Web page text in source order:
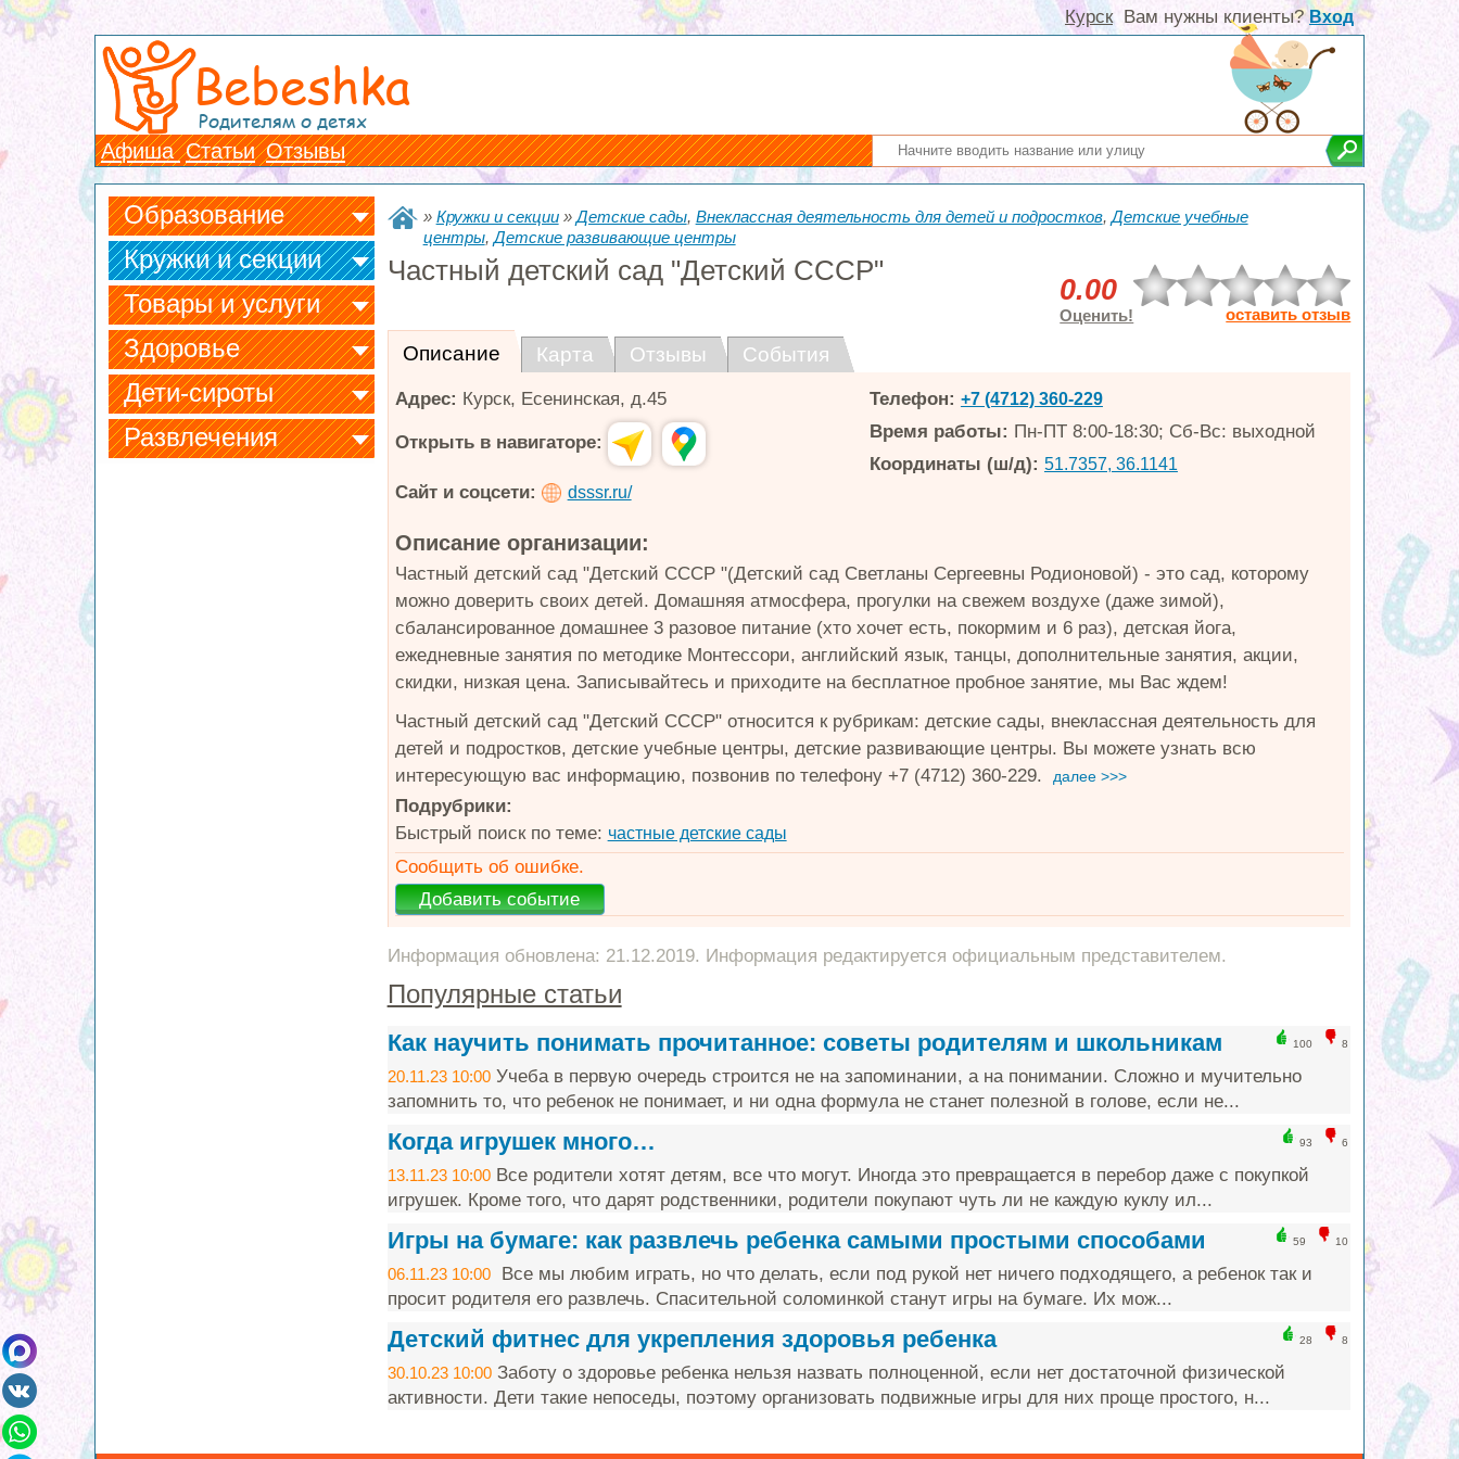
Вам нужны клиенты? Вход
Курск
Bebeshka
Родителям о детях
Афиша Статьи Отзывы
Образование
Кружки и секции
Товары и услуги
Здоровье
Дети-сироты
Развлечения
» Кружки и секции»Детские сады, Внеклассная деятельность для детей и подростков,Детские учебные
центры,Детские развивающие центры
Частный детский сад "Детский СССР"
0.00
Оценить! оставить отзыв
Описание Карта Отзывы События
Адрес: Курск, Есенинская, д.45
Открыть в навигаторе:
Сайт и соцсети: dsssr.ru/
Телефон: +7 (4712) 360-229
Время работы: Пн-ПТ 8:00-18:30; Сб-Вс: выходной
Координаты (ш/д): 51.7357, 36.1141
Описание организации:
Частный детский сад "Детский СССР "(Детский сад Светланы Сергеевны Родионовой) - это сад, которому
можно доверить своих детей. Домашняя атмосфера, прогулки на свежем воздухе (даже зимой),
сбалансированное домашнее 3 разовое питание (хто хочет есть, покормим и 6 раз), детская йога,
ежедневные занятия по методике Монтессори, английский язык, танцы, дополнительные занятия, акции,
скидки, низкая цена. Записывайтесь и приходите на бесплатное пробное занятие, мы Вас ждем!
Частный детский сад "Детский СССР" относится к рубрикам: детские сады, внеклассная деятельность для
детей и подростков, детские учебные центры, детские развивающие центры. Вы можете узнать всю
интересующую вас информацию, позвонив по телефону +7 (4712) 360-229.
далее >>>
Подрубрики:
Быстрый поиск по теме: частные детские сады
Сообщить об ошибке.
Информация обновлена: 21.12.2019. Информация редактируется официальным представителем.
Популярные статьи
100 8
Как научить понимать прочитанное: советы родителям и школьникам
20.11.23 10:00Учеба в первую очередь строится не на запоминании, а на понимании. Сложно и мучительно
запомнить то, что ребенок не понимает, и ни одна формула не станет полезной в голове, если не...
93 6
Когда игрушек много…
13.11.23 10:00Все родители хотят детям, все что могут. Иногда это превращается в перебор даже с покупкой
игрушек. Кроме того, что дарят родственники, родители покупают чуть ли не каждую куклу ил...
59 10
Игры на бумаге: как развлечь ребенка самыми простыми способами
06.11.23 10:00Все мы любим играть, но что делать, если под рукой нет ничего подходящего, а ребенок так и
просит родителя его развлечь. Спасительной соломинкой станут игры на бумаге. Их мож...
28 8
Детский фитнес для укрепления здоровья ребенка
30.10.23 10:00Заботу о здоровье ребенка нельзя назвать полноценной, если нет достаточной физической
активности. Дети такие непоседы, поэтому организовать подвижные игры для них проще простого, н...